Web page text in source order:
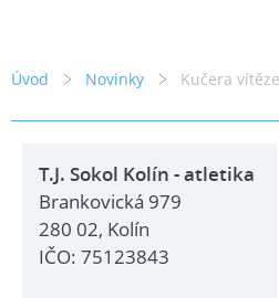
Úvod Novinky Kučera
T.J. Sokol Kolín - atletika
Brankovická 979
280 02, Kolín
IČO: 75123843